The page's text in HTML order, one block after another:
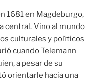
1681 en Magdeburgo,
central. Vino al mundo
culturales y políticos
cuando Telemann
a pesar de su
orientarle hacia una